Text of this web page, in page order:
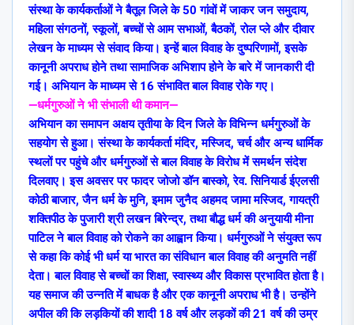
संस्था के कार्यकर्ताओं ने बैतूल जिले के 50 गांवों में जाकर जन समुदाय,
महिला संगठनों, स्कूलों, बच्चों से आम सभाओं, बैठकों, रोल प्ले और दीवार
लेखन के माध्यम से संवाद किया। इन्हें बाल विवाह के दुष्परिणामों, इसके
कानूनी अपराध होने तथा सामाजिक अभिशाप होने के बारे में जानकारी दी
गई। अभियान के माध्यम से 16 संभावित बाल विवाह रोके गए।
—धर्मगुरुओं ने भी संभाली थी कमान—
अभियान का समापन अक्षय तृतीया के दिन जिले के विभिन्न धर्मगुरुओं के
सहयोग से हुआ। संस्था के कार्यकर्ता मंदिर, मस्जिद, चर्च और अन्य धार्मिक
स्थलों पर पहुंचे और धर्मगुरुओं से बाल विवाह के विरोध में समर्थन संदेश
दिलवाए। इस अवसर पर फादर जोजो डॉन बास्को, रेव. सिनियार्ड ईएलसी
कोठी बाजार, जैन धर्म के मुनि, इमाम जुनैद अहमद जामा मस्जिद, गायत्री
शक्तिपीठ के पुजारी श्री लखन बिरेन्द्र, तथा बौद्ध धर्म की अनुयायी मीना
पाटिल ने बाल विवाह को रोकने का आह्वान किया। धर्मगुरुओं ने संयुक्त रूप
से कहा कि कोई भी धर्म या भारत का संविधान बाल विवाह की अनुमति नहीं
देता। बाल विवाह से बच्चों का शिक्षा, स्वास्थ्य और विकास प्रभावित होता है।
यह समाज की उन्नति में बाधक है और एक कानूनी अपराध भी है। उन्होंने
अपील की कि लड़कियों की शादी 18 वर्ष और लड़कों की 21 वर्ष की उम्र